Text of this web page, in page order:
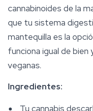
cannabinoides de la
que tu sistema
mantequilla es la
funciona igual de
veganas.
Ingredientes:
Tu cannabis